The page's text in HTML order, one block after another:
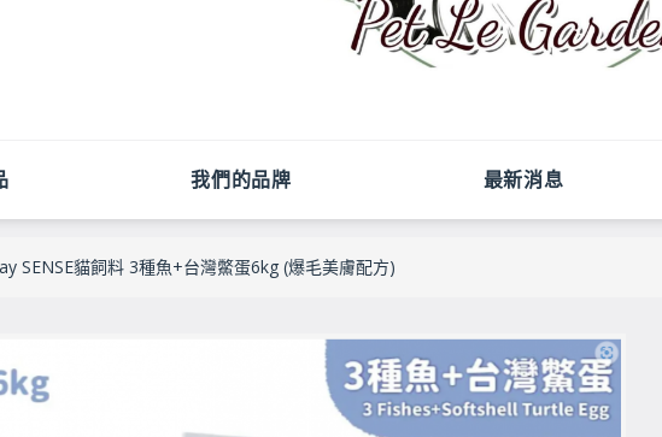
我們的品牌 最新消息
SENSE貓飼料 3種魚+台灣鱉蛋6kg (爆毛美膚配方)